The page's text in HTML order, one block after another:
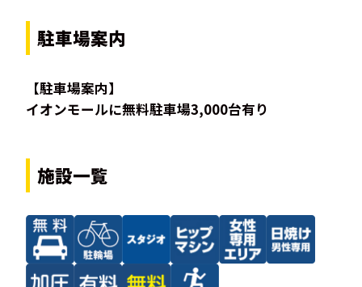
駐車場案内
【駐車場案内】
イオンモールに無料駐車場3,000台有り
施設一覧